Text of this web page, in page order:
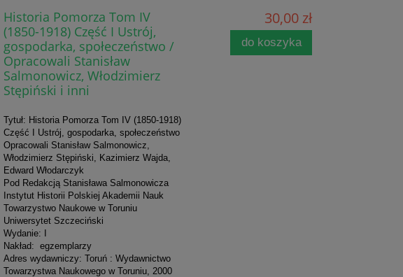
Historia Pomorza Tom IV
(1850-1918) Część I Ustrój,
gospodarka, społeczeństwo /
Opracowali Stanisław
Salmonowicz, Włodzimierz
Stępiński i inni
Tytuł: Historia Pomorza Tom IV (1850-1918)
Część I Ustrój, gospodarka, społeczeństwo
Opracowali Stanisław Salmonowicz,
Włodzimierz Stępiński, Kazimierz Wajda,
Edward Włodarczyk
Pod Redakcją Stanisława Salmonowicza
Instytut Historii Polskiej Akademii Nauk
Towarzystwo Naukowe w Toruniu
Uniwersytet Szczeciński
Wydanie: I
Nakład: egzemplarzy
Adres wydawniczy: Toruń : Wydawnictwo
Towarzystwa Naukowego w Toruniu, 2000
30,00 zł
do koszyka